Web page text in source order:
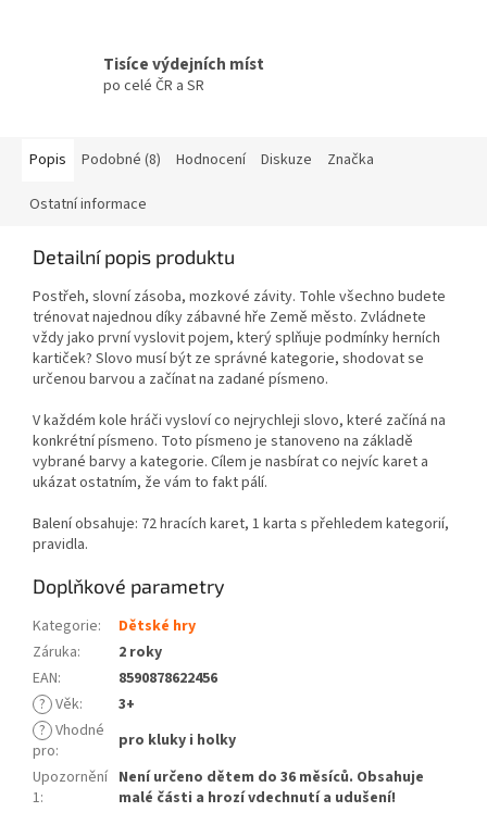
Tisíce výdejních míst
po celé ČR a SR
Popis Podobné (8) Hodnocení Diskuze Značka
Ostatní informace
Detailní popis produktu
Postřeh, slovní zásoba, mozkové závity. Tohle všechno budete
trénovat najednou díky zábavné hře Země město. Zvládnete
vždy jako první vyslovit pojem, který splňuje podmínky herních
kartiček? Slovo musí být ze správné kategorie, shodovat se
určenou barvou a začínat na zadané písmeno.
V každém kole hráči vysloví co nejrychleji slovo, které začíná na
konkrétní písmeno. Toto písmeno je stanoveno na základě
vybrané barvy a kategorie. Cílem je nasbírat co nejvíc karet a
ukázat ostatním, že vám to fakt pálí.
Balení obsahuje: 72 hracích karet, 1 karta s přehledem kategorií,
pravidla.
Doplňkové parametry
Kategorie:
Dětské hry
Záruka:
2 roky
EAN:
8590878622456
? Věk:
3+
? Vhodné
pro:
pro kluky i holky
Upozornění
1:
Není určeno dětem do 36 měsíců. Obsahuje
malé části a hrozí vdechnutí a udušení!